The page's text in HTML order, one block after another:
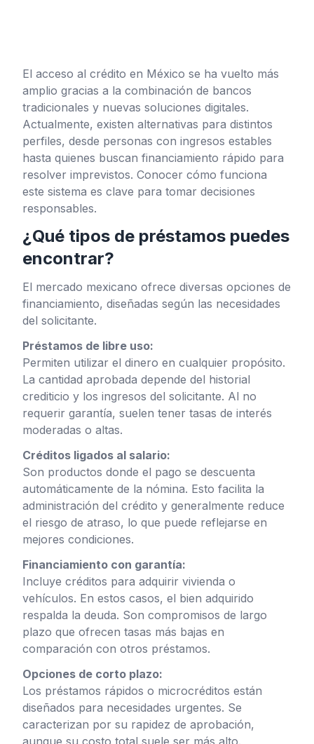
El acceso al crédito en México se ha vuelto más
amplio gracias a la combinación de bancos
tradicionales y nuevas soluciones digitales.
Actualmente, existen alternativas para distintos
perfiles, desde personas con ingresos estables
hasta quienes buscan financiamiento rápido para
resolver imprevistos. Conocer cómo funciona
este sistema es clave para tomar decisiones
responsables.
¿Qué tipos de préstamos puedes
encontrar?
El mercado mexicano ofrece diversas opciones de
financiamiento, diseñadas según las necesidades
del solicitante.
Préstamos de libre uso:
Permiten utilizar el dinero en cualquier propósito.
La cantidad aprobada depende del historial
crediticio y los ingresos del solicitante. Al no
requerir garantía, suelen tener tasas de interés
moderadas o altas.
Créditos ligados al salario:
Son productos donde el pago se descuenta
automáticamente de la nómina. Esto facilita la
administración del crédito y generalmente reduce
el riesgo de atraso, lo que puede reflejarse en
mejores condiciones.
Financiamiento con garantía:
Incluye créditos para adquirir vivienda o
vehículos. En estos casos, el bien adquirido
respalda la deuda. Son compromisos de largo
plazo que ofrecen tasas más bajas en
comparación con otros préstamos.
Opciones de corto plazo:
Los préstamos rápidos o microcréditos están
diseñados para necesidades urgentes. Se
caracterizan por su rapidez de aprobación,
aunque su costo total suele ser más alto.